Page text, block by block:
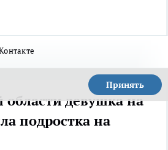
Принять
области девушка на
подростка на